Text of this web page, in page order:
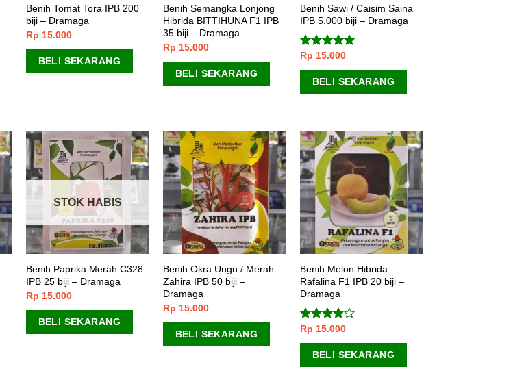
Benih Tomat Tora IPB 200
biji – Dramaga
Rp 15.000
BELI SEKARANG
Benih Semangka Lonjong
Hibrida BITTIHUNA F1 IPB
35 biji – Dramaga
Rp 15.000
BELI SEKARANG
Benih Sawi / Caisim Saina
IPB 5.000 biji – Dramaga
Dinilai5.00
dari 5
Rp 15.000
BELI SEKARANG
STOK HABIS
Benih Paprika Merah C328
IPB 25 biji – Dramaga
Rp 15.000
BELI SEKARANG
Benih Okra Ungu / Merah
Zahira IPB 50 biji –
Dramaga
Rp 15.000
BELI SEKARANG
Benih Melon Hibrida
Rafalina F1 IPB 20 biji –
Dramaga
Dinilai
3.67dari
Rp 15.000
BELI SEKARANG